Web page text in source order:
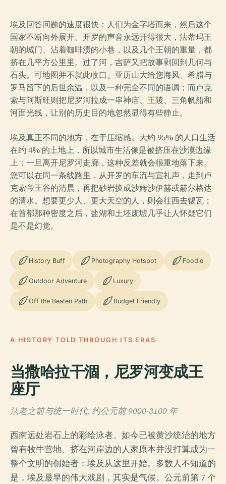
埃及回答问题的速度很快：人们为金字塔而来，然后这个
国家不断向外展开。开罗的声音永远开得很大，法蒂玛王
朝的城门、沾着咖啡渍的小巷，以及几个王朝的重量，都
挤在几平方公里里。过了河，吉萨又把故事剥回到几何与
石头。可地图并不就此收口。亚历山大给您海风、希腊与
罗马留下的后世余温，以及一种完全不同的语调；而卢克
索与阿斯旺则把尼罗河拉成一串神庙、王陵、三角帆船和
河面光线，让别的历史目的地忽然显得有些静止。
埃及真正不同的地方，在于压缩感。大约 95% 的人口生活
在约 4% 的土地上，所以城市生活像是被挤压在沙漠边缘
上；一旦离开尼罗河走廊，这种反差就会很重地落下来。
您可以在同一条线路里，从开罗的车流与宣礼声，走到卢
克索帝王谷的清晨，再把砂岩换成沙姆沙伊赫或赫尔格达
的清水。想要更少人、更大天空的人，则会往西去锡瓦；
在首都那种密度之后，盐湖和土坯废墟几乎让人怀疑它们
是不是幻觉。
History Buff Photography Hotspot Foodie
Outdoor Adventure Luxury
Off the Beaten Path Budget Friendly
A HISTORY TOLD THROUGH ITS ERAS
当撒哈拉干涸，尼罗河变成王
座厅
法老之前与统一时代, 约公元前 9000-3100 年
西南远处岩石上的彩绘泳者、如今已被黄沙统治的地方
曾有牧牛营地、挤在河岸边的人家原本并没打算成为一
整个文明的创始者：埃及从这里开始。多数人不知道的
是，埃及最早的伟大戏剧，其实是气候。公元前第 7 个